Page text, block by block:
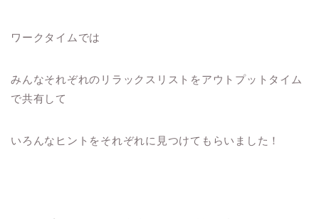
ワークタイムでは
みんなそれぞれのリラックスリストをアウトプットタイム
で共有して
いろんなヒントをそれぞれに見つけてもらいました！